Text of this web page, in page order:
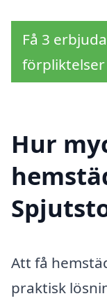
Få 3
förpliktelser
Hur
Att få
praktisk